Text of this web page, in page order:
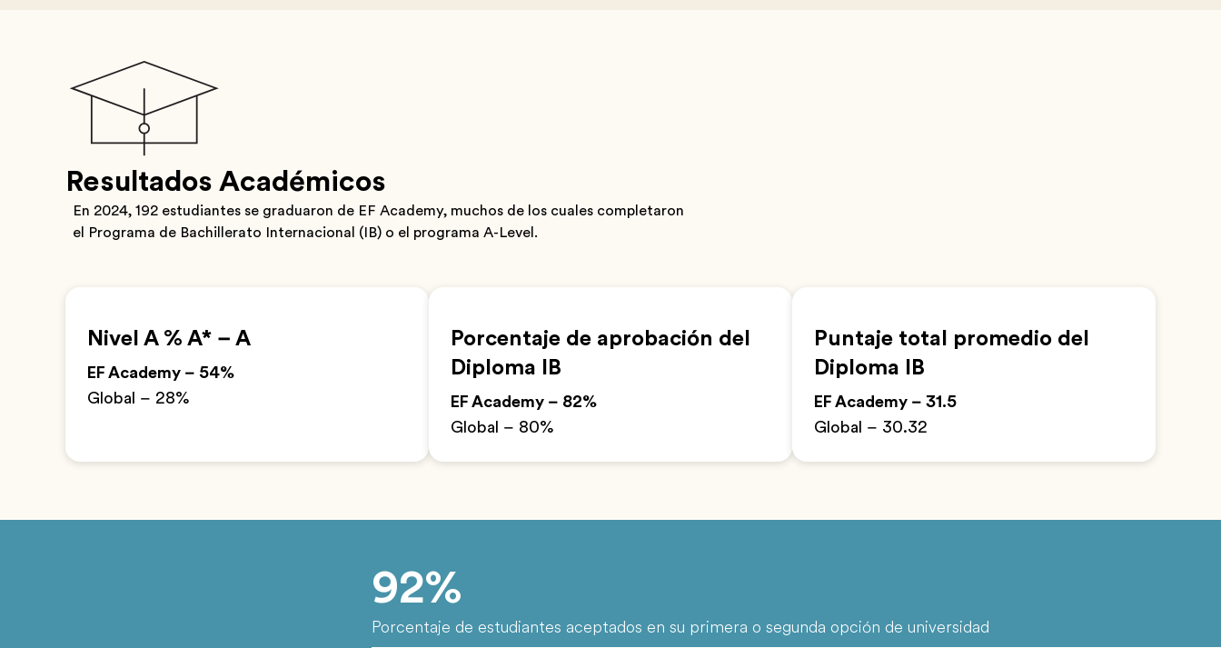
Resultados Académicos
En 2024, 192 estudiantes se graduaron de EF Academy, muchos de los cuales completaron
el Programa de Bachillerato Internacional (IB) o el programa A-Level.
Nivel A % A* – A
EF Academy – 54%
Global – 28%
Porcentaje de aprobación del
Diploma IB
EF Academy – 82%
Global – 80%
Puntaje total promedio del
Diploma IB
EF Academy – 31.5
Global – 30.32
92%
Porcentaje de estudiantes aceptados en su primera o segunda opción de universidad